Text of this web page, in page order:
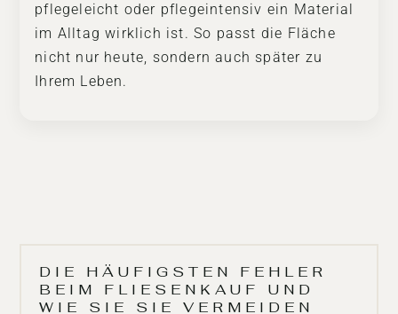
pflegeleicht oder pflegeintensiv ein Material
im Alltag wirklich ist. So passt die Fläche
nicht nur heute, sondern auch später zu
Ihrem Leben.
DIE HÄUFIGSTEN FEHLER
BEIM FLIESENKAUF UND
WIE SIE SIE VERMEIDEN